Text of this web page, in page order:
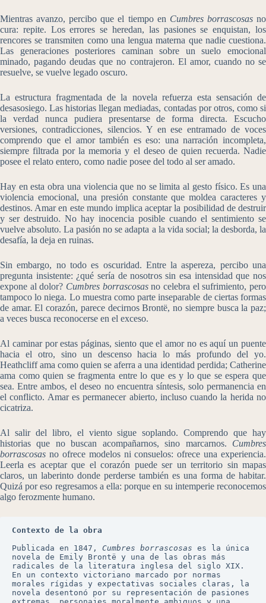
Mientras avanzo, percibo que el tiempo en Cumbres borrascosasno
cura: repite. Los errores se heredan, las pasiones se enquistan, los
rencores se transmiten como una lengua materna que nadie cuestiona.
Las generaciones posteriores caminan sobre un suelo emocional
minado, pagando deudas que no contrajeron. El amor, cuando no se
resuelve, se vuelve legado oscuro.
La estructura fragmentada de la novela refuerza esta sensación de
desasosiego. Las historias llegan mediadas, contadas por otros, como si
la verdad nunca pudiera presentarse de forma directa. Escucho
versiones, contradicciones, silencios. Y en ese entramado de voces
comprendo que el amor también es eso: una narración incompleta,
siempre filtrada por la memoria y el deseo de quien recuerda. Nadie
posee el relato entero, como nadie posee del todo al ser amado.
Hay en esta obra una violencia que no se limita al gesto físico. Es una
violencia emocional, una presión constante que moldea caracteres y
destinos. Amar en este mundo implica aceptar la posibilidad de destruir
y ser destruido. No hay inocencia posible cuando el sentimiento se
vuelve absoluto. La pasión no se adapta a la vida social; la desborda, la
desafía, la deja en ruinas.
Sin embargo, no todo es oscuridad. Entre la aspereza, percibo una
pregunta insistente: ¿qué sería de nosotros sin esa intensidad que nos
expone al dolor? Cumbres borrascosasno celebra el sufrimiento, pero
tampoco lo niega. Lo muestra como parte inseparable de ciertas formas
de amar. El corazón, parece decirnos Brontë, no siempre busca la paz;
a veces busca reconocerse en el exceso.
Al caminar por estas páginas, siento que el amor no es aquí un puente
hacia el otro, sino un descenso hacia lo más profundo del yo.
Heathcliff ama como quien se aferra a una identidad perdida; Catherine
ama como quien se fragmenta entre lo que es y lo que se espera que
sea. Entre ambos, el deseo no encuentra síntesis, solo permanencia en
el conflicto. Amar es permanecer abierto, incluso cuando la herida no
cicatriza.
Al salir del libro, el viento sigue soplando. Comprendo que hay
historias que no buscan acompañarnos, sino marcarnos. Cumbres
borrascosas no ofrece modelos ni consuelos: ofrece una experiencia.
Leerla es aceptar que el corazón puede ser un territorio sin mapas
claros, un laberinto donde perderse también es una forma de habitar.
Quizá por eso regresamos a ella: porque en su intemperie reconocemos
algo ferozmente humano.
Contexto de la obra
Publicada en 1847, Cumbres borrascosas es la única
novela de Emily Brontë y una de las obras más
radicales de la literatura inglesa del siglo XIX.
En un contexto victoriano marcado por normas
morales rígidas y expectativas sociales claras, la
novela desentonó por su representación de pasiones